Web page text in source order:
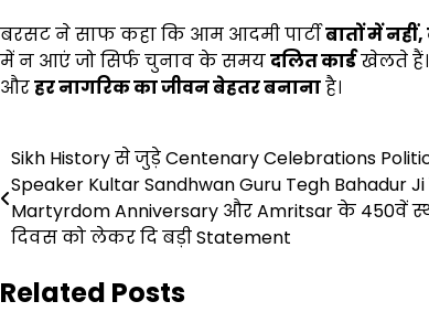
बरसट ने साफ कहा कि आम आदमी पार्टीबातों में नहीं,
में न आएं जो सिर्फ चुनाव के समयदलित कार्डखेलते हैं।
औरहर नागरिक का जीवन बेहतर बनानाहै।
Post
navigation
Sikh History से जुड़े Centenary Celebrations
Speaker Kultar Sandhwan Guru Tegh Bahadur
Martyrdom Anniversary और Amritsar के 450वें
दिवस को लेकर दि बड़ी Statement
Related Posts